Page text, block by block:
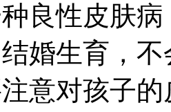
良性皮肤
婚生育，
意对孩子